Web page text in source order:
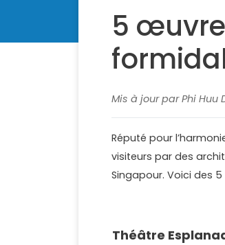
5
Mis à jour par Phi Huu
Réputé pour
visiteurs par des
Singapour. Voici des
Théâtre